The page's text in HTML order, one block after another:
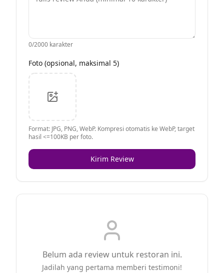
0/2000 karakter
Foto (opsional, maksimal 5)
Format: JPG, PNG, WebP. Kompresi otomatis ke WebP, target
hasil <=100KB per foto.
Kirim Review
Belum ada review untuk restoran ini.
Jadilah yang pertama memberi testimoni!